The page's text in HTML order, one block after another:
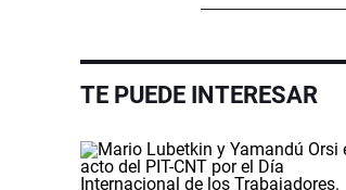
TE PUEDE INTERESAR